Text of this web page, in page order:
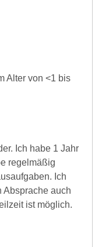
Alter von <1 bis
Ich habe 1 Jahr
regelmäßig
Ich
Absprache auch
ist möglich.